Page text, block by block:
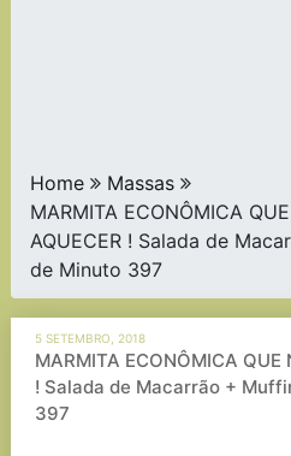
Home
Massas
MARMITA ECONÔMICA
AQUECER ! Salada de
de Minuto 397
5 SETEMBRO, 2018
MARMITA ECONÔMICA QUE
! Salada de Macarrão +
397